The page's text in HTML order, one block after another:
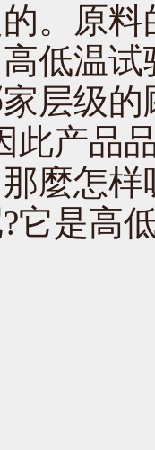
。原
低温试
层级
此产品
麼怎
它是高